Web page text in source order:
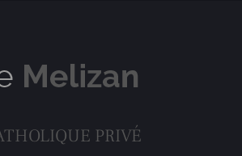
PRIVÉ